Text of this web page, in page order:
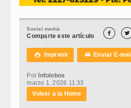
Social media
Comparte este artículo  
 Imprimir ✉Enviar E-mail
Por Infolobos
marzo 1, 2026 11:33
Volver a la Home